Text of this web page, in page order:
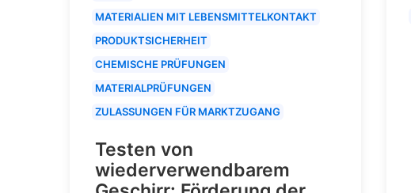
MATERIALIEN MIT LEBENSMITTELKONTAKT
PRODUKTSICHERHEIT
CHEMISCHE PRÜFUNGEN
MATERIALPRÜFUNGEN
ZULASSUNGEN FÜR MARKTZUGANG
Testen von
wiederverwendbarem